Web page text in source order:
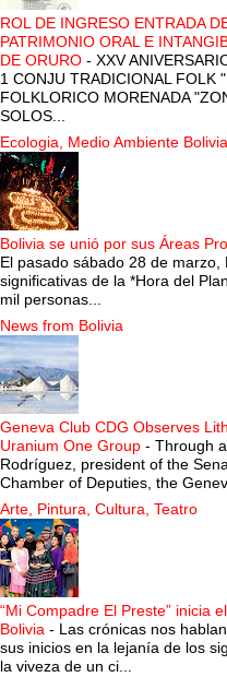
ROL DE INGRESO ENTRADA
PATRIMONIO ORAL E
DE ORURO - XXV
1 CONJU TRADICIONAL FOLK
FOLKLORICO MORENADA
SOLOS...
Ecologia, Medio Ambiente Bolivia
Bolivia se unió por sus Áreas
El pasado sábado 28 de
significativas de la *Hora del
mil personas...
News from Bolivia
Geneva Club CDG Observes
Uranium One Group - Through
Rodríguez, president of the
Chamber of Deputies, the
Arte, Pintura, Cultura, Teatro
“Mi Compadre El Preste” inicia
Bolivia - Las crónicas nos
sus inicios en la lejanía de los
la viveza de un ci...